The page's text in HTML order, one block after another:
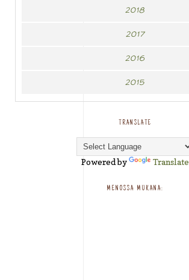
2018
2017
2016
2015
TRANSLATE
Powered by Translate
MENOSSA MUKANA: